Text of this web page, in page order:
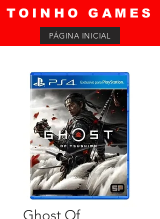
TOINHO GAMES
PÁGINA INICIAL
Ghost Of